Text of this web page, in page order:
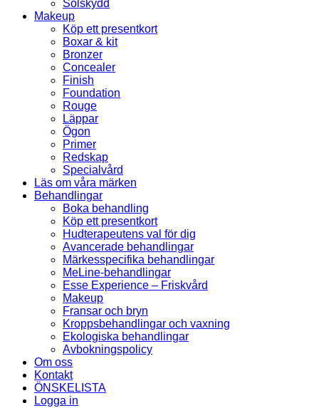
Solskydd
Makeup
Köp ett presentkort
Boxar & kit
Bronzer
Concealer
Finish
Foundation
Rouge
Läppar
Ögon
Primer
Redskap
Specialvård
Läs om våra märken
Behandlingar
Boka behandling
Köp ett presentkort
Hudterapeutens val för dig
Avancerade behandlingar
Märkesspecifika behandlingar
MeLine-behandlingar
Esse Experience – Friskvård
Makeup
Fransar och bryn
Kroppsbehandlingar och vaxning
Ekologiska behandlingar
Avbokningspolicy
Om oss
Kontakt
ÖNSKELISTA
Logga in